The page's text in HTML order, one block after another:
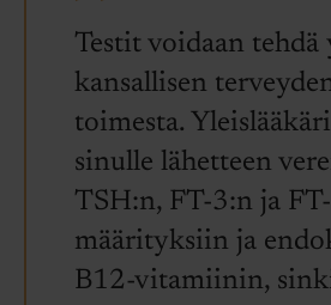
Testit voidaan
kansallisen
toimesta.
sinulle lähetteen
TSH:n, FT-3:n ja
määrityksiin ja
B12-vitamiinin,